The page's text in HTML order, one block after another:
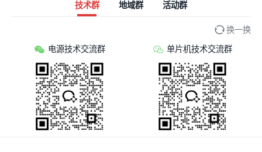
技术群 地域群 活动群
换一换
电源技术交流群 单片机技术交流群